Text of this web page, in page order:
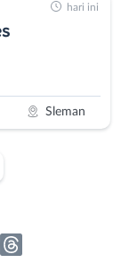
Sleman
hari ini